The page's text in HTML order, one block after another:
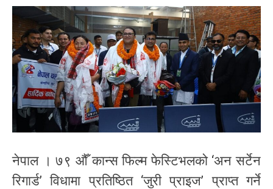
नेपाल । ७९ औँ कान्स फिल्म फेस्टिभलको ‘अन सर्टेन
रिगार्ड’ विधामा प्रतिष्ठित ‘जुरी प्राइज’ प्राप्त गर्ने